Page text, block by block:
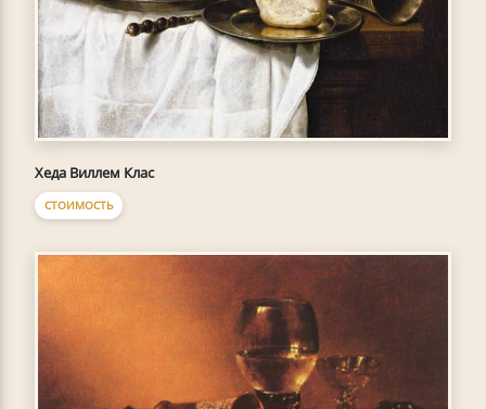
Хеда Виллем Клас
СТОИМОСТЬ